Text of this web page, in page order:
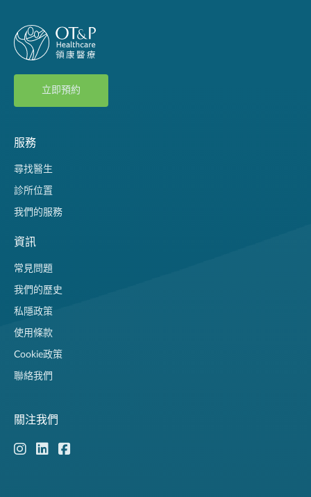
立即預約
服務
尋找醫生
診所位置
我們的服務
資訊
常見問題
我們的歷史
私隱政策
使用條款
Cookie政策
聯絡我們
關注我們